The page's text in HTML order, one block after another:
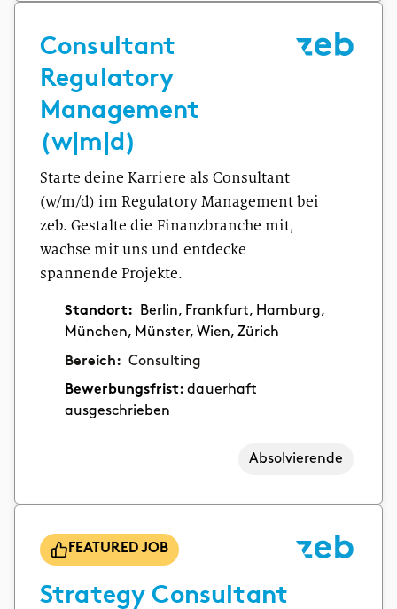
Consultant
Regulatory
Management
(w|m|d)
Starte deine Karriere als Consultant
(w/m/d) im Regulatory Management bei
zeb. Gestalte die Finanzbranche mit,
wachse mit uns und entdecke
spannende Projekte.
Standort:
Berlin, Frankfurt, Hamburg,
München, Münster, Wien, Zürich
Bereich: Consulting
Bewerbungsfrist:dauerhaft
ausgeschrieben
Absolvierende
FEATURED JOB
Strategy Consultant